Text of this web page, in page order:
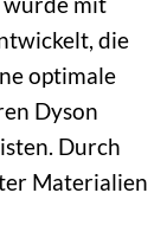
die
optimale
Dyson
Durch
Materialien